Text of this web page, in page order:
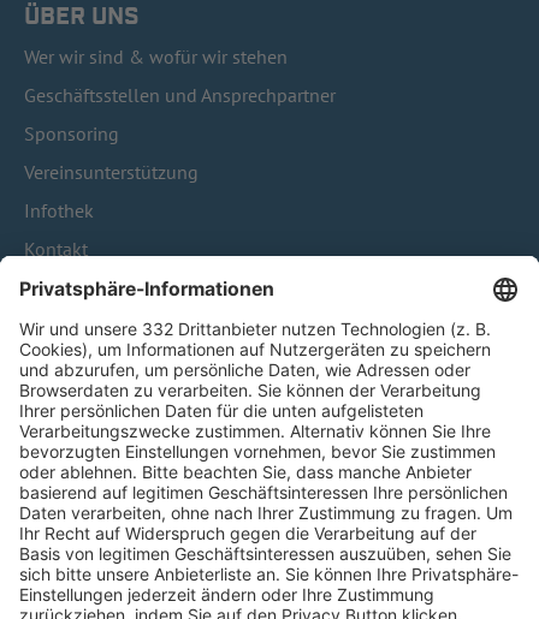
ÜBER UNS
Wer wir sind & wofür wir stehen
Geschäftsstellen und Ansprechpartner
Sponsoring
Vereinsunterstützung
Infothek
Kontakt
HÄUFIG BESUCHTE SEITEN
Pässe und Vereinswechsel
Trainerausbildung
Schulungsangebot Vereinsmitarbeiter
BFV-Geschäftsstellen
Trainerbörse
Login SpielPlus